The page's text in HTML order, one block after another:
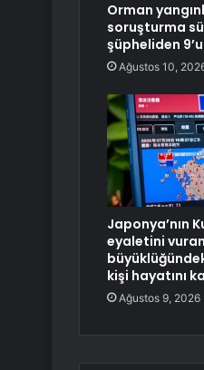
Orman
soruşturma
şüpheliden
Ağustos 10,
Japonya’nın
eyaletini vuran
kişi hayatını
Ağustos 9, 2026